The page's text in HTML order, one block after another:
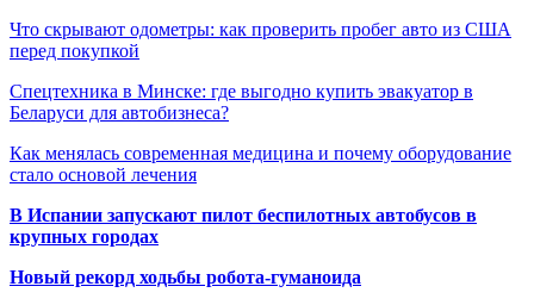
Что скрывают одометры: как проверить пробег авто из США
перед покупкой
Спецтехника в Минске: где выгодно купить эвакуатор в
Беларуси для автобизнеса?
Как менялась современная медицина и почему оборудование
стало основой лечения
В Испании запускают пилот беспилотных автобусов в
крупных городах
Новый рекорд ходьбы робота-гуманоида